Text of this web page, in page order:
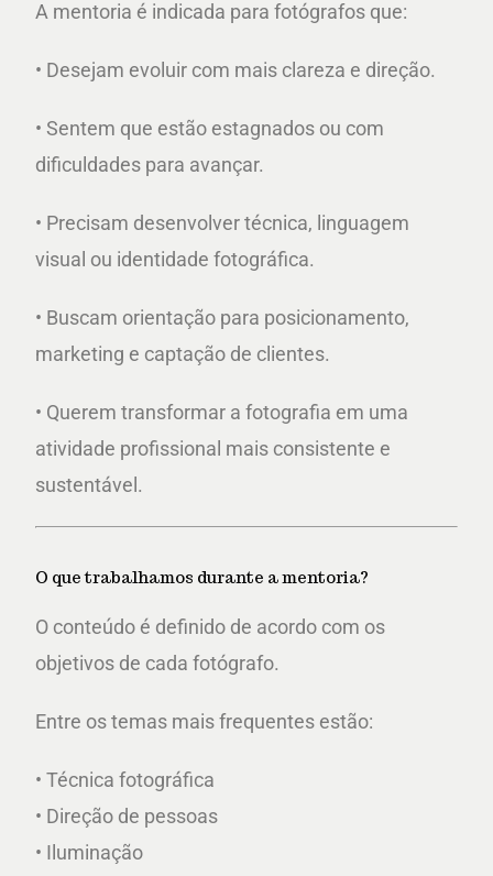
A mentoria é indicada para fotógrafos que:
• Desejam evoluir com mais clareza e direção.
• Sentem que estão estagnados ou com
dificuldades para avançar.
• Precisam desenvolver técnica, linguagem
visual ou identidade fotográfica.
• Buscam orientação para posicionamento,
marketing e captação de clientes.
• Querem transformar a fotografia em uma
atividade profissional mais consistente e
sustentável.
O que trabalhamos durante a mentoria?
O conteúdo é definido de acordo com os
objetivos de cada fotógrafo.
Entre os temas mais frequentes estão:
• Técnica fotográfica
• Direção de pessoas
• Iluminação